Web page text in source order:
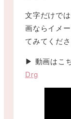
文字だけで
画ならイメ
てみてくだ
▶ 動画はこ
Drg